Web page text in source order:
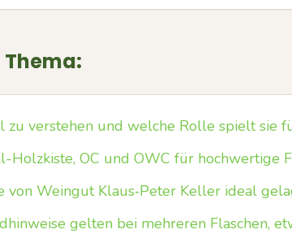
verstehen und welche Rolle spielt sie
OC und OWC für hochwertige
Weingut Klaus‑Peter Keller ideal
gelten bei mehreren Flaschen,